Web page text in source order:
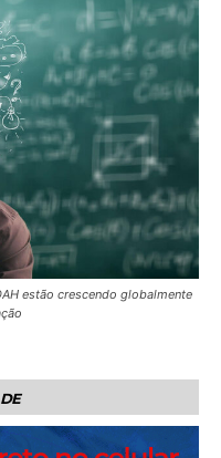
estão crescendo globalmente